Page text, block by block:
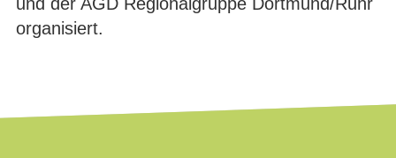
organisiert.